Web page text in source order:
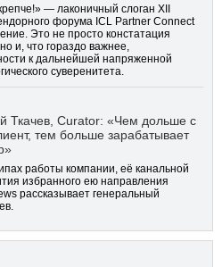
— лаконичный слоган XII
форума ICL Partner Connect
Это не просто констатация
и, что гораздо важнее,
к дальнейшей напряженной
суверенитета.
Ткачев, Curator: «Чем дольше с
тем больше зарабатывает
работы компании, её канальной
избранного ею направления
рассказывает генеральный